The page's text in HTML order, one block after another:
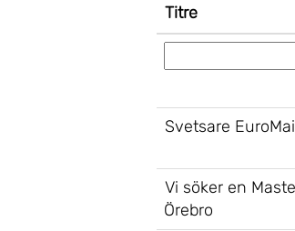
Titre
Svetsare
Vi söker en
Örebro